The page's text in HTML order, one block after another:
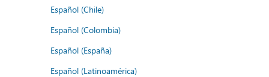
Español (Chile)
Español (Colombia)
Español (España)
Español (Latinoamérica)